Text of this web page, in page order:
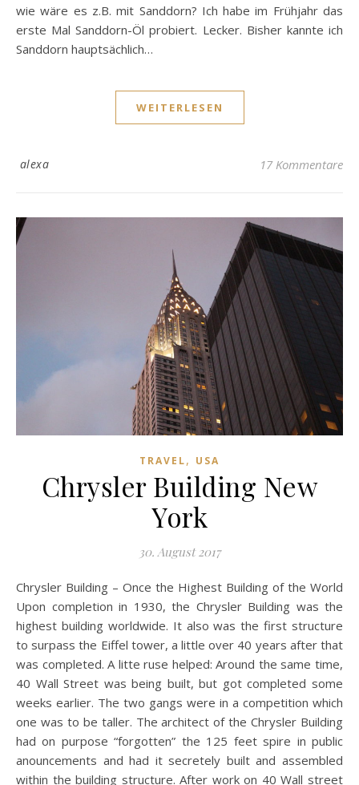
wie wäre es z.B. mit Sanddorn? Ich habe im Frühjahr das
erste Mal Sanddorn-Öl probiert. Lecker. Bisher kannte ich
Sanddorn hauptsächlich…
WEITERLESEN
alexa 17 Kommentare
TRAVEL, USA
Chrysler Building New
York
30. August 2017
Chrysler Building – Once the Highest Building of the World
Upon completion in 1930, the Chrysler Building was the
highest building worldwide. It also was the first structure
to surpass the Eiffel tower, a little over 40 years after that
was completed. A litte ruse helped: Around the same time,
40 Wall Street was being built, but got completed some
weeks earlier. The two gangs were in a competition which
one was to be taller. The architect of the Chrysler Building
had on purpose “forgotten” the 125 feet spire in public
anouncements and had it secretely built and assembled
within the building structure. After work on 40 Wall street